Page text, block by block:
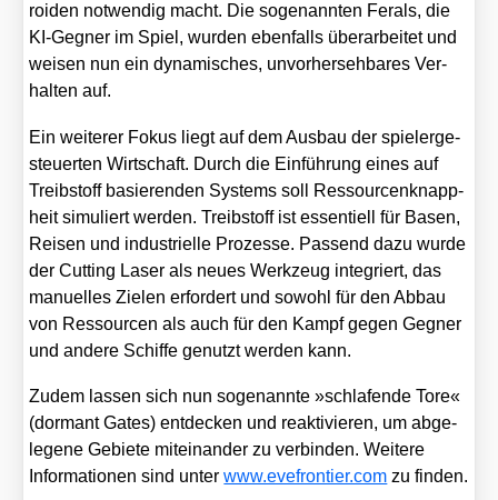
ro­iden not­wen­dig macht. Die soge­nann­ten Fer­als, die
KI-Geg­ner im Spiel, wur­den eben­falls über­ar­bei­tet und
wei­sen nun ein dyna­mi­sches, unvor­her­seh­ba­res Ver­
hal­ten auf.
Ein wei­te­rer Fokus liegt auf dem Aus­bau der spie­ler­ge­
steu­er­ten Wirt­schaft. Durch die Ein­füh­rung eines auf
Treib­stoff basie­ren­den Sys­tems soll Res­sour­cen­knapp­
heit simu­liert wer­den. Treib­stoff ist essen­ti­ell für Basen,
Rei­sen und indus­tri­el­le Pro­zes­se. Pas­send dazu wur­de
der Cut­ting Laser als neu­es Werk­zeug inte­griert, das
manu­el­les Zie­len erfor­dert und sowohl für den Abbau
von Res­sour­cen als auch für den Kampf gegen Geg­ner
und ande­re Schif­fe genutzt wer­den kann.
Zudem las­sen sich nun soge­nann­te »schla­fen­de Tore«
(dor­mant Gates) ent­de­cken und reak­ti­vie­ren, um abge­
le­ge­ne Gebie­te mit­ein­an­der zu ver­bin­den. Wei­te­re
Infor­ma­tio­nen sind unterwww​.eve​fron​tier​.com zu fin­den.